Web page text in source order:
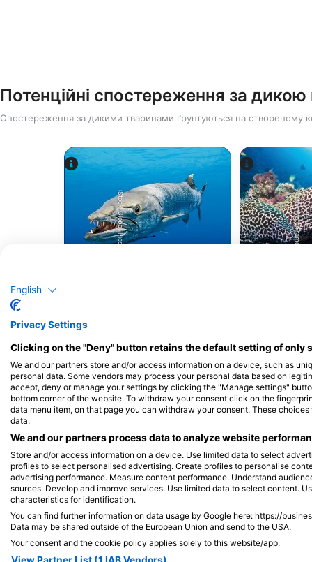
Потенційні спостереження за
Спостереження за дикими тваринами ґрунтуються на створеному
iStock-Global_Pics
M J
Alamy-WaterFrame
A M
Дайвінг-центри обслуговують цей
CYCLADIC DIVING
WATER FRONT ALIKI, 84400 PAROS,
ГРЕЦІЯ
English
Privacy Settings
Clicking on the "Deny" button retains the default setting of only
We and our partners store and/or access information on a device, such as
personal data. Some vendors may process your personal data based on
accept, deny or manage your settings by clicking the "Manage settings"
bottom corner of the website. To withdraw your consent click on the
data menu item, on that page you can withdraw your consent. These
data.
We and our partners process data to analyze website
Store and/or access information on a device. Use limited data to select
profiles to select personalised advertising. Create profiles to personalise
advertising performance. Measure content performance. Understand
sources. Develop and improve services. Use limited data to select content.
characteristics for identification.
You can find further information on data usage by Google here: https://
Data may be shared outside of the European Union and send to the USA.
Your consent and the cookie policy applies solely to this website/app.
View Partner List (1 IAB Vendors)